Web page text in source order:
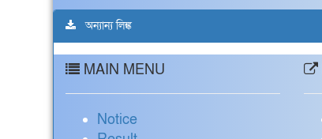
অন্যান্য লিঙ্ক
MAIN MENU
Notice